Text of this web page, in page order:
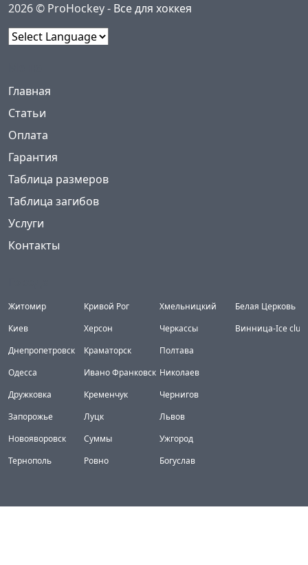
2026 © ProHockey - Все для хоккея
Главная
Статьи
Оплата
Гарантия
Таблица размеров
Таблица загибов
Услуги
Контакты
Житомир
Киев
Днепропетровск
Одесса
Дружковка
Запорожье
Новояворовск
Тернополь
Кривой Рог
Херсон
Краматорск
Ивано Франковск
Кременчук
Луцк
Суммы
Ровно
Хмельницкий
Черкассы
Полтава
Николаев
Чернигов
Львов
Ужгород
Богуслав
Белая Церковь
Винница-Ice club